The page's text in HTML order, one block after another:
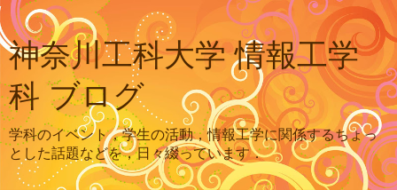
神奈川工科大学 情報工学
科 ブログ
学科のイベント，学生の活動，情報工学に関係するちょっ
とした話題などを，日々綴っています．